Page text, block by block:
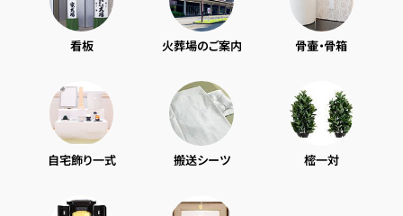
看板 火葬場のご案内 骨壷・骨箱
自宅飾り一式 搬送シーツ 樒一対